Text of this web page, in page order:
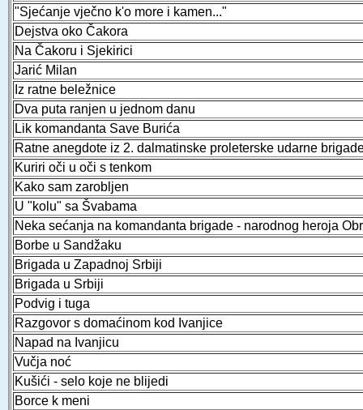
"Sjećanje vječno k'o more i kamen..."
Dejstva oko Čakora
Na Čakoru i Sjekirici
Jarić Milan
Iz ratne beležnice
Dva puta ranjen u jednom danu
Lik komandanta Save Burića
Ratne anegdote iz 2. dalmatinske proleterske udarne
Kuriri oči u oči s tenkom
Kako sam zarobljen
U "kolu" sa Švabama
Neka sećanja na komandanta brigade - narodnog heroja
Borbe u Sandžaku
Brigada u Zapadnoj Srbiji
Brigada u Srbiji
Podvig i tuga
Razgovor s domaćinom kod Ivanjice
Napad na Ivanjicu
Vučja noć
Kušići - selo koje ne blijedi
Borce k meni